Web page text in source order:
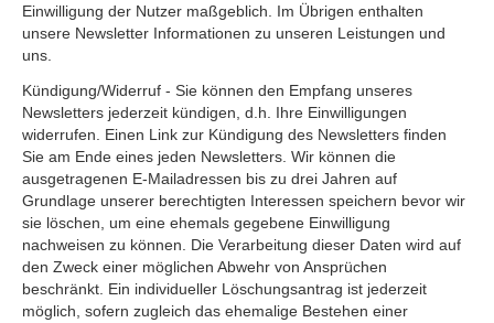
Einwilligung der Nutzer maßgeblich. Im Übrigen enthalten
unsere Newsletter Informationen zu unseren Leistungen und
uns.
Kündigung/Widerruf - Sie können den Empfang unseres
Newsletters jederzeit kündigen, d.h. Ihre Einwilligungen
widerrufen. Einen Link zur Kündigung des Newsletters finden
Sie am Ende eines jeden Newsletters. Wir können die
ausgetragenen E-Mailadressen bis zu drei Jahren auf
Grundlage unserer berechtigten Interessen speichern bevor wir
sie löschen, um eine ehemals gegebene Einwilligung
nachweisen zu können. Die Verarbeitung dieser Daten wird auf
den Zweck einer möglichen Abwehr von Ansprüchen
beschränkt. Ein individueller Löschungsantrag ist jederzeit
möglich, sofern zugleich das ehemalige Bestehen einer